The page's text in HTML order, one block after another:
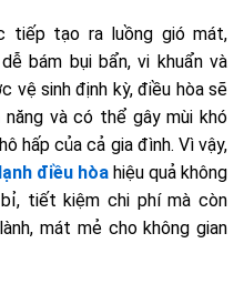
tiếp tạo ra luồng gió mát,
bám bụi bẩn, vi khuẩn và
vệ sinh định kỳ, điều hòa sẽ
và có thể gây mùi khó
hấp của cả gia đình. Vì vậy,
điều hòa hiệu quả không
tiết kiệm chi phí mà còn
mát mẻ cho không gian